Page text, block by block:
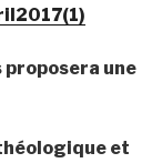
proposera une
et